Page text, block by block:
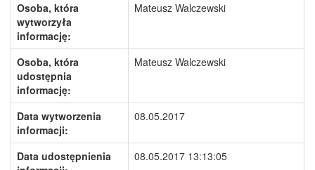
Osoba, która
wytworzyła
informację:
Mateusz Walczewski
Osoba, która
udostępnia
informację:
Mateusz Walczewski
Data wytworzenia
informacji:
08.05.2017
Data udostępnienia
08.05.2017 13:13:05